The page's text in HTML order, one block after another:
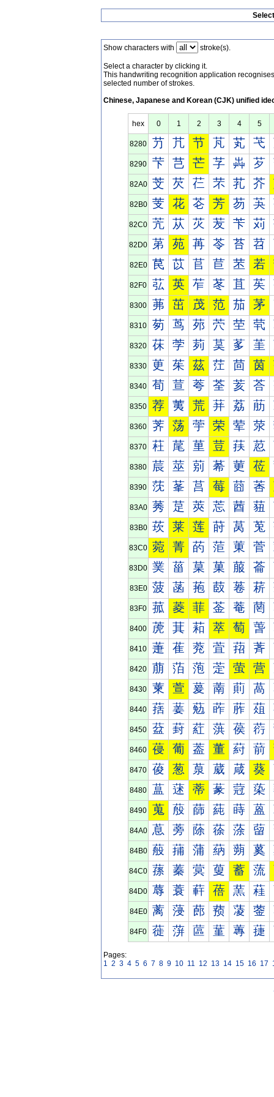
Show characters with stroke(s).
Select a character by clicking it.
This handwriting recognition application
selected number of strokes.
Chinese, Japanese and Korean (CJK) unified
hex 0 1 2 3 4 5
8280 芀 芁 节 芃 芄 芅
8290 芐 芑 芒 芓 芔 芕
82A0 芠 芡 芢 芣 芤 芥
82B0 芰 花 芲 芳 芴 芵
82C0 苀 苁 苂 苃 苄 苅
82D0 苐 苑 苒 苓 苔 苕
82E0 苠 苡 苢 苣 苤 若
82F0 苰 英 苲 苳 苴 苵
8300 茀 茁 茂 范 茄 茅
8310 茐 茑 茒 茓 茔 茕
8320 茠 茡 茢 茣 茤 茥
8330 茰 茱 茲 茳 茴 茵
8340 荀 荁 荂 荃 荄 荅
8350 荐 荑 荒 荓 荔 荕
8360 荠 荡 荢 荣 荤 荥
8370 荰 荱 荲 荳 荴 荵
8380 莀 莁 莂 莃 莄 莅
8390 莐 莑 莒 莓 莔 莕
83A0 莠 莡 莢 莣 莤 莥
83B0 莰 莱 莲 莳 莴 莵
83C0 菀 菁 菂 菃 菄 菅
83D0 菐 菑 菒 菓 菔 菕
83E0 菠 菡 菢 菣 菤 菥
83F0 菰 菱 菲 菳 菴 菵
8400 萀 萁 萂 萃 萄 萅
8410 萐 萑 萒 萓 萔 萕
8420 萠 萡 萢 萣 萤 营
8430 萰 萱 萲 萳 萴 萵
8440 葀 葁 葂 葃 葄 葅
8450 葐 葑 葒 葓 葔 葕
8460 葠 葡 葢 董 葤 葥
8470 葰 葱 葲 葳 葴 葵
8480 蒀 蒁 蒂 蒃 蒄 蒅
8490 蒐 蒑 蒒 蒓 蒔 蒕
84A0 蒠 蒡 蒢 蒣 蒤 蒥
84B0 蒰 蒱 蒲 蒳 蒴 蒵
84C0 蓀 蓁 蓂 蓃 蓄 蓅
84D0 蓐 蓑 蓒 蓓 蓔 蓕
84E0 蓠 蓡 蓢 蓣 蓤 蓥
84F0 蓰 蓱 蓲 蓳 蓴 蓵
Pages:
1 2 3 4 5 6 7 8 9 10 11 12 13 14 15 16 17